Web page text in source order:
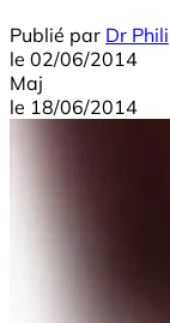
Publié par Dr
le 02/06/2014
Maj
le 18/06/2014